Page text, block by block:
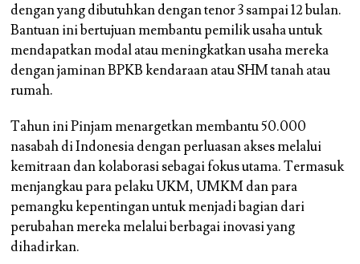
dengan yang dibutuhkan dengan tenor 3 sampai 12 bulan.
Bantuan ini bertujuan membantu pemilik usaha untuk
mendapatkan modal atau meningkatkan usaha mereka
dengan jaminan BPKB kendaraan atau SHM tanah atau
rumah.
Tahun ini Pinjam menargetkan membantu 50.000
nasabah di Indonesia dengan perluasan akses melalui
kemitraan dan kolaborasi sebagai fokus utama. Termasuk
menjangkau para pelaku UKM, UMKM dan para
pemangku kepentingan untuk menjadi bagian dari
perubahan mereka melalui berbagai inovasi yang
dihadirkan.